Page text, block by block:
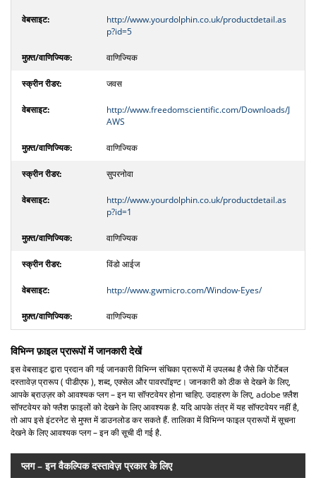
http://www.yourdolphin.co.uk/productdetail.as
p?id=5
वाणिज्यिक
जवस
http://www.freedomscientific.com/Downloads/J
AWS
वाणिज्यिक
सुपरनोवा
http://www.yourdolphin.co.uk/productdetail.as
p?id=1
वाणिज्यिक
विंडो आईज
http://www.gwmicro.com/Window-Eyes/
वाणिज्यिक
विभिन्न फ़ाइल प्रारूपों में जानकारी देखें
इस वेबसाइट द्वारा प्रदान की गई जानकारी विभिन्न संचिका प्रारूपों में उपलब्ध है जैसे कि पोर्टेबल
दस्तावेज़ प्रारूप ( पीडीएफ ), शब्द, एक्सेल और पावरपॉइण्ट। जानकारी को ठीक से देखने के लिए,
आपके ब्राउज़र को आवश्यक प्लग – इन या सॉफ्टवेयर होना चाहिए. उदाहरण के लिए, adobe फ़्लैश
सॉफ्टवेयर को फ्लैश फ़ाइलों को देखने के लिए आवश्यक है. यदि आपके तंत्र में यह सॉफ्टवेयर नहीं है,
तो आप इसे इंटरनेट से मुफ्त में डाउनलोड कर सकते हैं. तालिका में विभिन्न फाइल प्रारूपों में सूचना
देखने के लिए आवश्यक प्लग – इन की सूची दी गई है.
प्लग – इन वैकल्पिक दस्तावेज़ प्रकार के लिए